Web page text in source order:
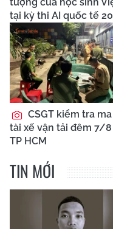
tại kỳ thi AI quốc tế
CSGT kiểm tra
tài xế vận tải đêm 7/
TP HCM
TIN MỚI